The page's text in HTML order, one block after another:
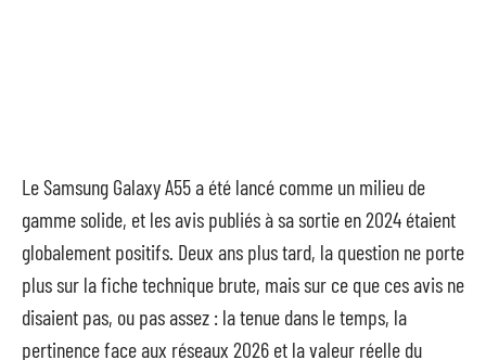
Le Samsung Galaxy A55 a été lancé comme un milieu de
gamme solide, et les avis publiés à sa sortie en 2024 étaient
globalement positifs. Deux ans plus tard, la question ne porte
plus sur la fiche technique brute, mais sur ce que ces avis ne
disaient pas, ou pas assez : la tenue dans le temps, la
pertinence face aux réseaux 2026 et la valeur réelle du